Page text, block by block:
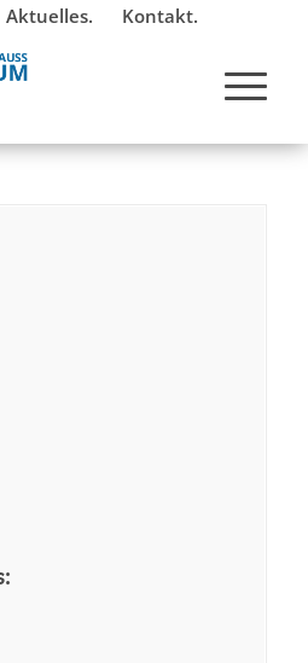
Aktuelles. Kontakt.